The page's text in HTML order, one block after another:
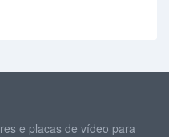
e placas de vídeo para